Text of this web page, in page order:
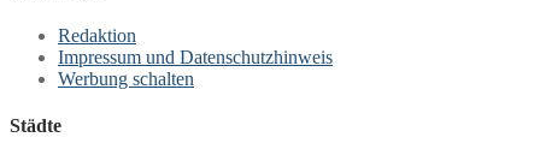
Redaktion
Impressum und Datenschutzhinweis
Werbung schalten
Städte